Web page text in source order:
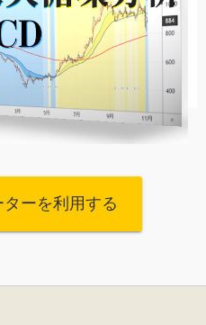
ーを利用する